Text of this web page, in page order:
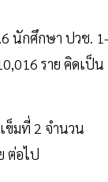
นักศึกษา ปวช. 1-
ราย คิดเป็น
ข็มที่ 2 จำนวน
ต่อไป